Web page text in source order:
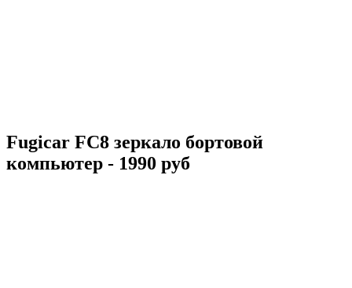
Fugicar FC8 зеркало бортовой
компьютер - 1990 руб